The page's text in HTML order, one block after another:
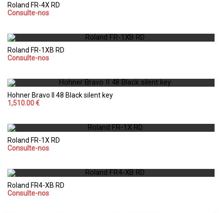
Roland FR-4X RD
Consulte-nos
Roland FR-1XB RD
Consulte-nos
Hohner Bravo II 48 Black silent key
1,510.00 €
Roland FR-1X RD
Consulte-nos
Roland FR4-XB RD
Consulte-nos